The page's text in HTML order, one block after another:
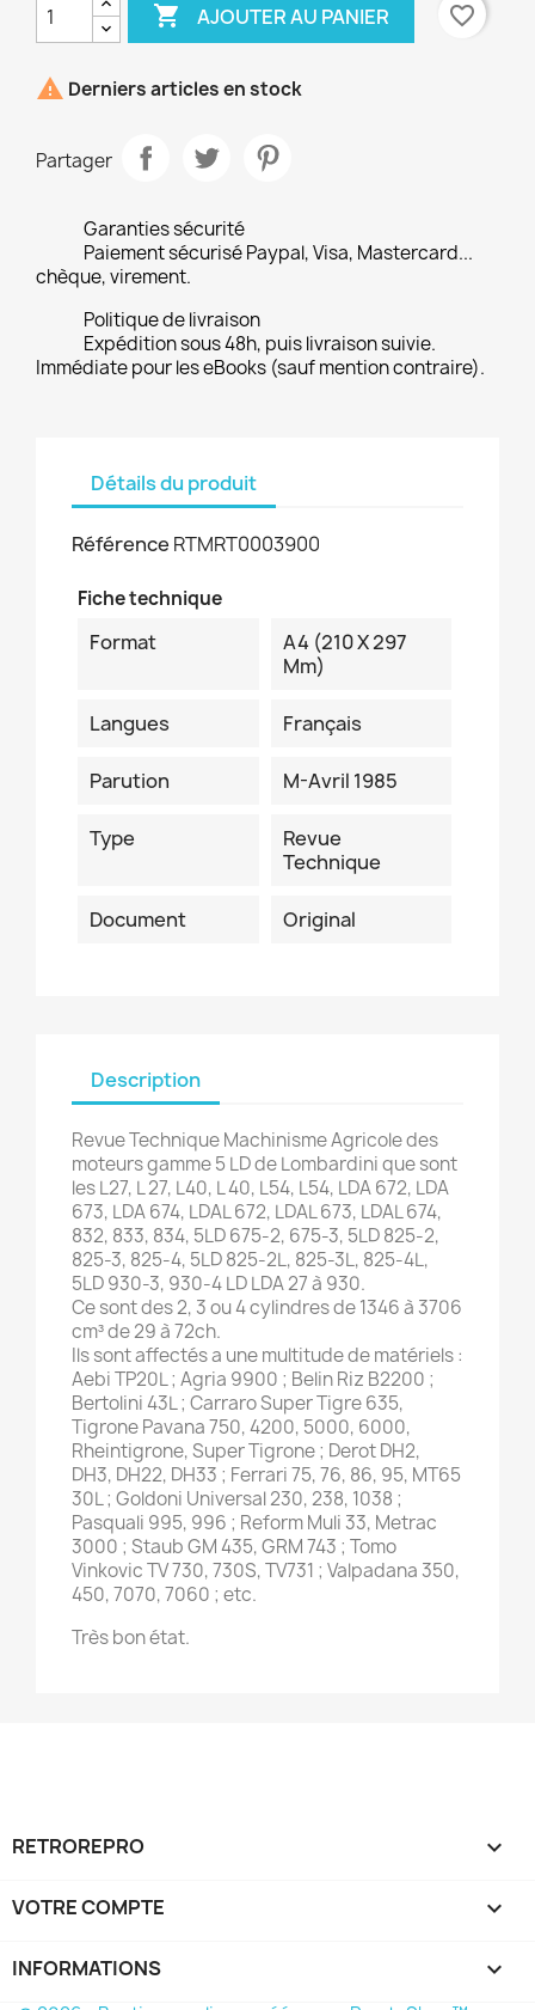
 AJOUTER AU PANIER favorite_border
 Derniers articles en stock
Partager
Garanties sécurité
Paiement sécurisé Paypal, Visa, Mastercard...
chèque, virement.
Politique de livraison
Expédition sous 48h, puis livraison suivie.
Immédiate pour les eBooks (sauf mention contraire).
Détails du produit
Référence RTMRT0003900
Fiche technique
Format
A4 (210 X 297
Mm)
Langues Français
Parution M-Avril 1985
Type
Revue
Technique
Document Original
Description
Revue Technique Machinisme Agricole des
moteurs gamme 5 LD de Lombardini que sont
les L27, L 27, L40, L 40, L54, L54, LDA 672, LDA
673, LDA 674, LDAL 672, LDAL 673, LDAL 674,
832, 833, 834, 5LD 675-2, 675-3, 5LD 825-2,
825-3, 825-4, 5LD 825-2L, 825-3L, 825-4L,
5LD 930-3, 930-4 LD LDA 27 à 930.
Ce sont des 2, 3 ou 4 cylindres de 1346 à 3706
cm³ de 29 à 72ch.
Ils sont affectés a une multitude de matériels :
Aebi TP20L ; Agria 9900 ; Belin Riz B2200 ;
Bertolini 43L ; Carraro Super Tigre 635,
Tigrone Pavana 750, 4200, 5000, 6000,
Rheintigrone, Super Tigrone ; Derot DH2,
DH3, DH22, DH33 ; Ferrari 75, 76, 86, 95, MT65
30L ; Goldoni Universal 230, 238, 1038 ;
Pasquali 995, 996 ; Reform Muli 33, Metrac
3000 ; Staub GM 435, GRM 743 ; Tomo
Vinkovic TV 730, 730S, TV731 ; Valpadana 350,
450, 7070, 7060 ; etc.
Très bon état.
RETROREPRO 
VOTRE COMPTE 
INFORMATIONS keyboard_arrow_down